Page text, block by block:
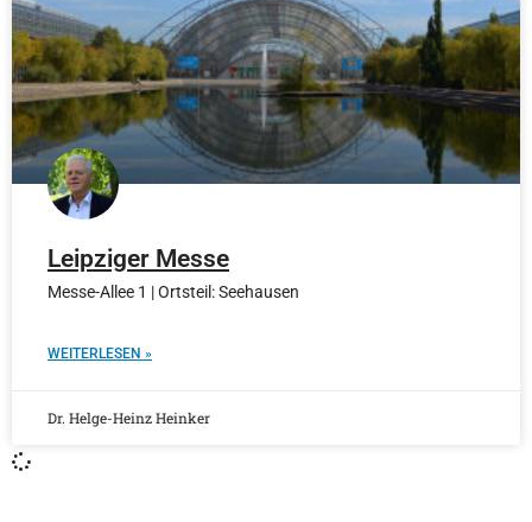
Leipziger Messe
Messe-Allee 1 | Ortsteil: Seehausen
WEITERLESEN »
Dr. Helge-Heinz Heinker